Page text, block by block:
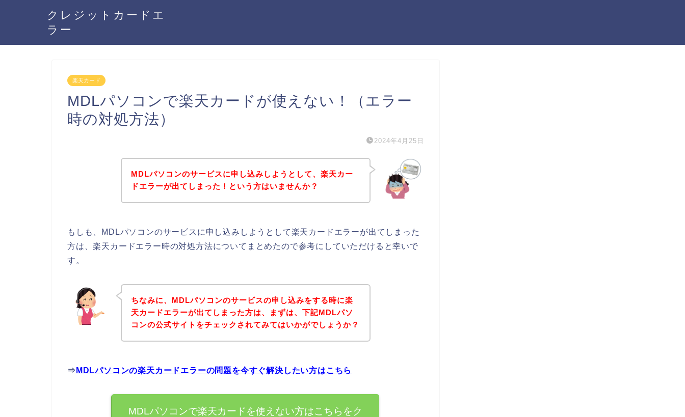
クレジットカードエ
ラー
楽天カード
MDLパソコンで楽天カードが使えない！（エラー
時の対処方法）
2024年4月25日
MDLパソコンのサービスに申し込みしようとして、楽天カー
ドエラーが出てしまった！という方はいませんか？
もしも、MDLパソコンのサービスに申し込みしようとして楽天カードエラーが出てしまった
方は、楽天カードエラー時の対処方法についてまとめたので参考にしていただけると幸いで
す。
ちなみに、MDLパソコンのサービスの申し込みをする時に楽
天カードエラーが出てしまった方は、まずは、下記MDLパソ
コンの公式サイトをチェックされてみてはいかがでしょうか？
⇒ MDLパソコンの楽天カードエラーの問題を今すぐ解決したい方はこちら
MDLパソコンで楽天カードを使えない方はこちらをク